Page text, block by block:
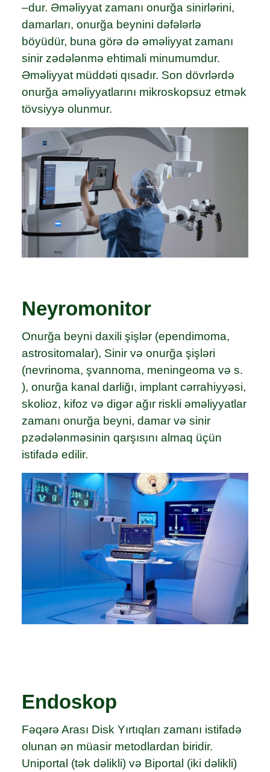
–dur. Əməliyyat zamanı onurğa sinirlərini,
damarları, onurğa beynini dəfələrlə
böyüdür, buna görə də əməliyyat zamanı
sinir zədələnmə ehtimali minumumdur.
Əməliyyat müddəti qısadır. Son dövrlərdə
onurğa əməliyyatlarını mikroskopsuz etmək
tövsiyyə olunmur.
Neyromonitor
Onurğa beyni daxili şişlər (ependimoma,
astrositomalar), Sinir və onurğa şişləri
(nevrinoma, şvannoma, meningeoma və s.
), onurğa kanal darliğı, implant cərrahiyyəsi,
skolioz, kifoz və digər ağır riskli əməliyyatlar
zamanı onurğa beyni, damar və sinir
pzədələnməsinin qarşısını almaq üçün
istifadə edilir.
Endoskop
Fəqərə Arası Disk Yırtıqları zamanı istifadə
olunan ən müasir metodlardan biridir.
Uniportal (tək dəlikli) və Biportal (iki dəlikli)